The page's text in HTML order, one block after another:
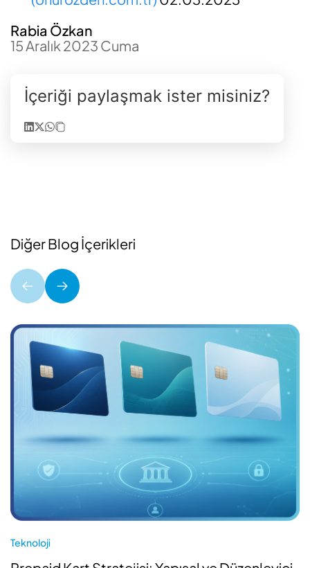
Rabia Özkan
15 Aralık 2023 Cuma
İçeriği paylaşmak ister misiniz?
Diğer Blog İçerikleri
Teknoloji